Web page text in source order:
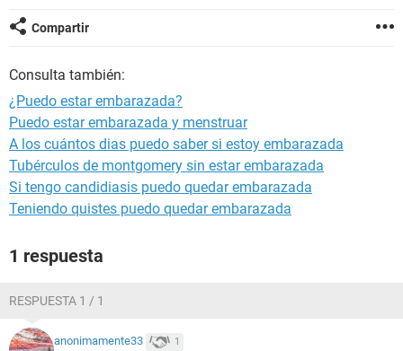
Compartir
Consulta también:
¿Puedo estar embarazada?
Puedo estar embarazada y menstruar
A los cuántos dias puedo saber si estoy embarazada
Tubérculos de montgomery sin estar embarazada
Si tengo candidiasis puedo quedar embarazada
Teniendo quistes puedo quedar embarazada
1 respuesta
RESPUESTA 1 / 1
anonimamente33 1